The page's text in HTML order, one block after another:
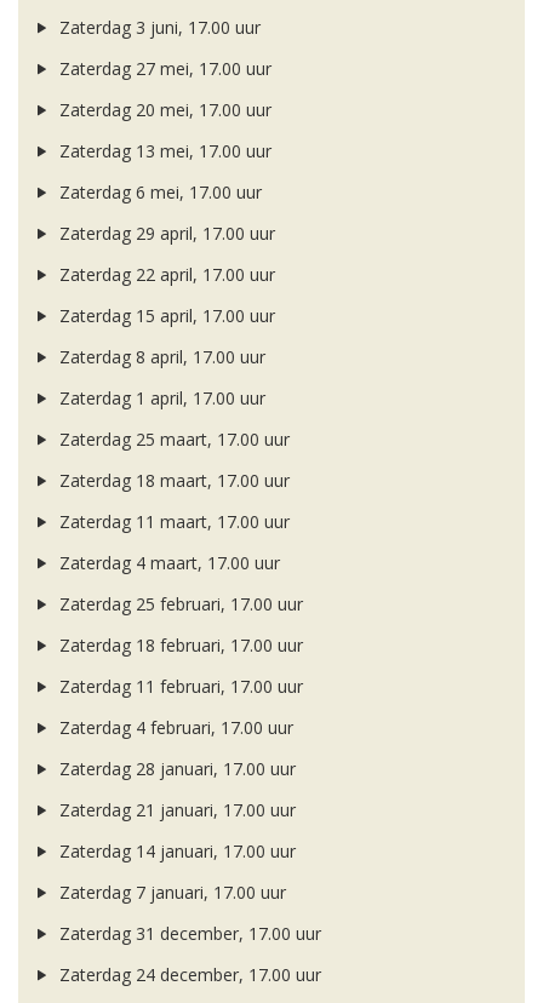
Zaterdag 3 juni, 17.00 uur
Zaterdag 27 mei, 17.00 uur
Zaterdag 20 mei, 17.00 uur
Zaterdag 13 mei, 17.00 uur
Zaterdag 6 mei, 17.00 uur
Zaterdag 29 april, 17.00 uur
Zaterdag 22 april, 17.00 uur
Zaterdag 15 april, 17.00 uur
Zaterdag 8 april, 17.00 uur
Zaterdag 1 april, 17.00 uur
Zaterdag 25 maart, 17.00 uur
Zaterdag 18 maart, 17.00 uur
Zaterdag 11 maart, 17.00 uur
Zaterdag 4 maart, 17.00 uur
Zaterdag 25 februari, 17.00 uur
Zaterdag 18 februari, 17.00 uur
Zaterdag 11 februari, 17.00 uur
Zaterdag 4 februari, 17.00 uur
Zaterdag 28 januari, 17.00 uur
Zaterdag 21 januari, 17.00 uur
Zaterdag 14 januari, 17.00 uur
Zaterdag 7 januari, 17.00 uur
Zaterdag 31 december, 17.00 uur
Zaterdag 24 december, 17.00 uur